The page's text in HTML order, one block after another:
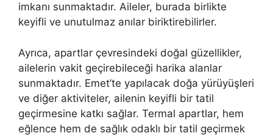
imkanı sunmaktadır. Aileler, burada birlikte
keyifli ve unutulmaz anılar biriktirebilirler.
Ayrıca, apartlar çevresindeki doğal güzellikler,
ailelerin vakit geçirebileceği harika alanlar
sunmaktadır. Emet’te yapılacak doğa yürüyüşleri
ve diğer aktiviteler, ailenin keyifli bir tatil
geçirmesine katkı sağlar. Termal apartlar, hem
eğlence hem de sağlık odaklı bir tatil geçirmek